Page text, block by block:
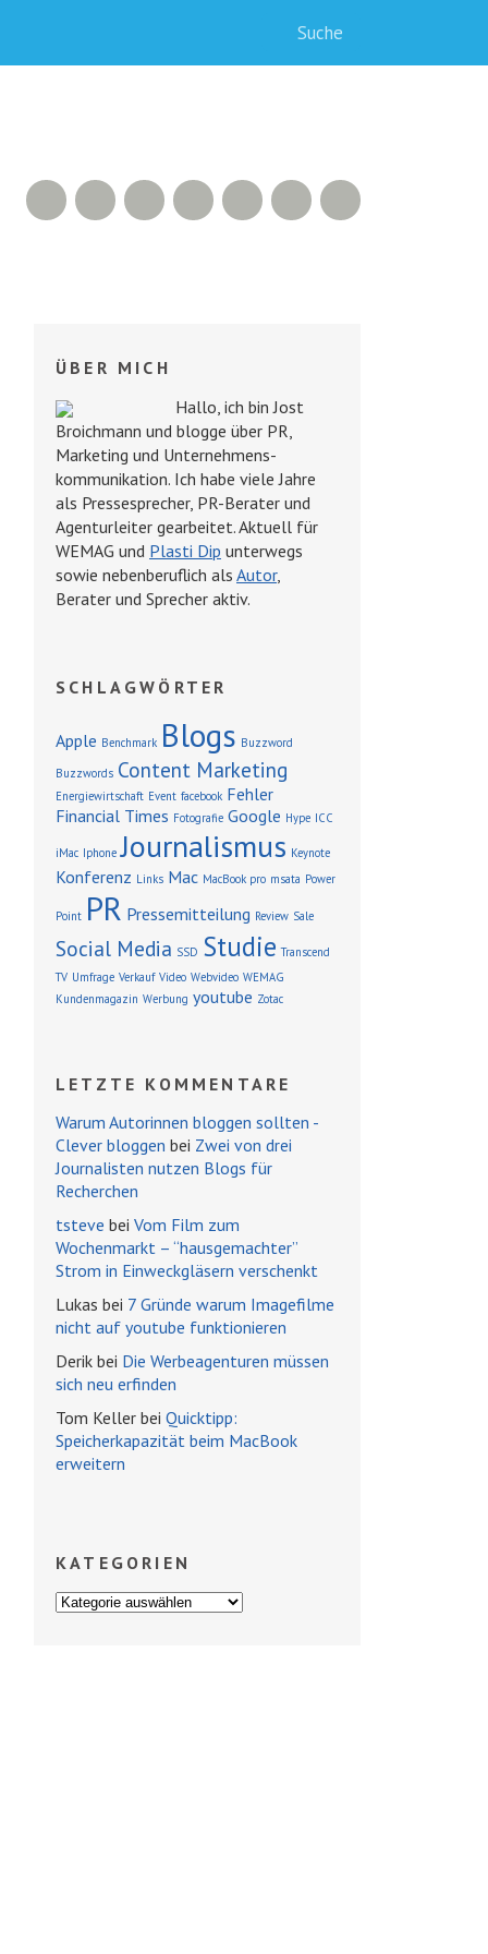
Facebook
Google+
YouTube
Slideshare
Xing
RSS Feed
ÜBER MICH
Hallo, ich bin Jost
Broichmann und blogge über PR,
Marketing und Unternehmens­
kommunikation. Ich habe viele Jahre
als Pressesprecher, PR-Berater und
Agenturleiter gearbeitet. Aktuell für
WEMAG und Plasti Dip unterwegs
sowie nebenberuflich als Autor,
Berater und Sprecher aktiv.
SCHLAGWÖRTER
Apple Benchmark Blogs Buzzword
Buzzwords Content Marketing
Energiewirtschaft Event facebook Fehler
Financial Times Fotografie Google Hype ICC
iMac Iphone Journalismus Keynote
Konferenz Links Mac MacBook pro msata Power
Point PR Pressemitteilung Review Sale
Social Media SSD Studie Transcend
TV Umfrage Verkauf Video Webvideo WEMAG
Kundenmagazin Werbung youtube Zotac
LETZTE KOMMENTARE
Warum Autorinnen bloggen sollten -
Clever bloggen bei Zwei von drei
Journalisten nutzen Blogs für
Recherchen
tsteve bei Vom Film zum
Wochenmarkt – “hausgemachter”
Strom in Einweckgläsern verschenkt
Lukas bei 7 Gründe warum Imagefilme
nicht auf youtube funktionieren
Derik bei Die Werbeagenturen müssen
sich neu erfinden
Tom Keller bei Quicktipp:
Speicherkapazität beim MacBook
erweitern
KATEGORIEN